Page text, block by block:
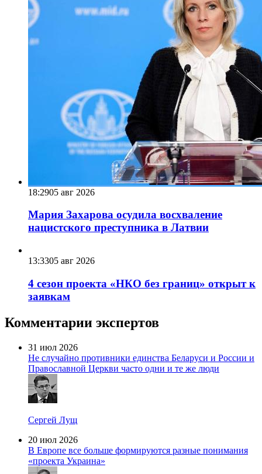
18:2905 авг 2026
Мария Захарова осудила восхваление
нацистского преступника в Латвии
13:3305 авг 2026
4 сезон проекта «НКО без границ» открыт к
заявкам
Комментарии экспертов
31 июл 2026
Не случайно противники единства Беларуси и России и
Православной Церкви часто одни и те же люди
Сергей Лущ
20 июл 2026
В Европе все больше формируются разные понимания
«проекта Украина»